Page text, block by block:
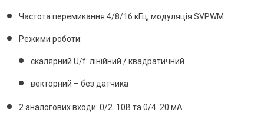
Частота перемикання 4/8/16 кГц, модуляція SVPWM
Режими роботи:
скалярний U/f: лінійний / квадратичний
векторний – без датчика
2 аналогових входи: 0/2..10В та 0/4..20 мА